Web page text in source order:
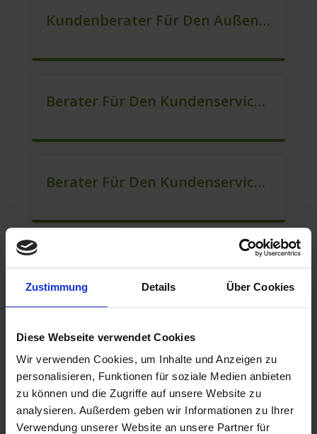
Zustimmung Details Über Cookies
Diese Webseite verwendet Cookies
Wir verwenden Cookies, um Inhalte und Anzeigen zu
personalisieren, Funktionen für soziale Medien anbieten
zu können und die Zugriffe auf unsere Website zu
analysieren. Außerdem geben wir Informationen zu Ihrer
Verwendung unserer Website an unsere Partner für
Kundenberater Für Den Außendienst Gesucht (m/w/d)
Berater Für Den Kundenservice In VZ/TZ (m/w/d)
Berater Für Den Kundenservice Gesucht (m/w/d)
Kundenberater Außendienst – Quereinstieg Möglich (m/w/d)
Berater Im Vertrieb VZ/TZ (m/w/d)